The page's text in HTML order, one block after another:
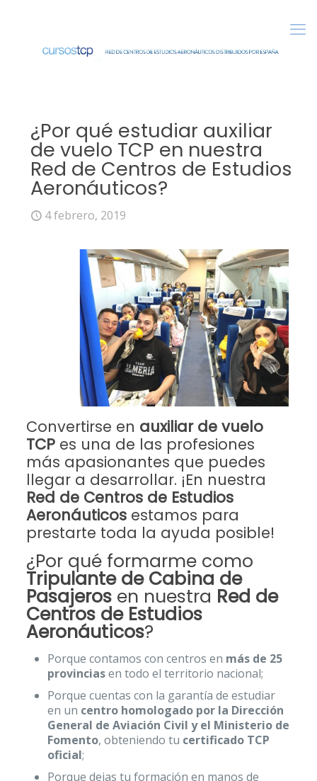
¿Por qué estudiar auxiliar
de vuelo TCP en nuestra
Red de Centros de Estudios
Aeronáuticos?
4 febrero, 2019
Convertirse en auxiliar de vuelo
TCPes una de las profesiones
más apasionantes que puedes
llegar a desarrollar. ¡En nuestra
Red de Centros de Estudios
Aeronáuticosestamos para
prestarte toda la ayuda posible!
¿Por qué formarme como
Tripulante de Cabina de
Pasajerosen nuestra Red de
Centros de Estudios
Aeronáuticos?
Porque contamos con centros en más de 25
provinciasen todo el territorio nacional;
Porque cuentas con la garantía de estudiar
en un centro homologado por la Dirección
General de Aviación Civil y el Ministerio de
Fomento, obteniendo tu certificado TCP
oficial;
Porque dejas tu formación en manos de